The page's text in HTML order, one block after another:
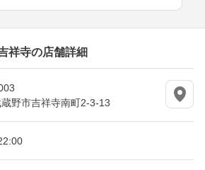
祥寺の店舗詳細
野市吉祥寺南町2-3-13